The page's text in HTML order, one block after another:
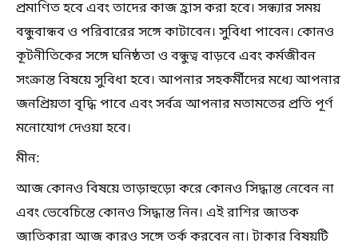
প্রমাণিত হবে এবং তাদের কাজ হ্রাস করা হবে। সন্ধ্যার সময়
বন্ধুবান্ধব ও পরিবারের সঙ্গে কাটাবেন। সুবিধা পাবেন। কোনও
কূটনীতিকের সঙ্গে ঘনিষ্ঠতা ও বন্ধুত্ব বাড়বে এবং কর্মজীবন
সংক্রান্ত বিষয়ে সুবিধা হবে। আপনার সহকর্মীদের মধ্যে আপনার
জনপ্রিয়তা বৃদ্ধি পাবে এবং সর্বত্র আপনার মতামতের প্রতি পূর্ণ
মনোযোগ দেওয়া হবে।
মীন:
আজ কোনও বিষয়ে তাড়াহুড়ো করে কোনও সিদ্ধান্ত নেবেন না
এবং ভেবেচিন্তে কোনও সিদ্ধান্ত নিন। এই রাশির জাতক
জাতিকারা আজ কারও সঙ্গে তর্ক করবেন না। টাকার বিষয়টি